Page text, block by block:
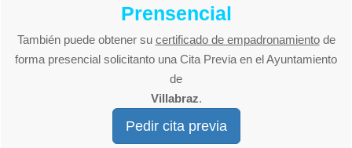
Prensencial
También puede obtener su certificado de empadronamientode
forma presencial solicitanto una Cita Previa en el Ayuntamiento
de
Villabraz.
Pedir cita previa